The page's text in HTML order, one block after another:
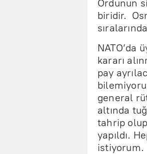
Ordunun
biridir.
NATO’da
kararı
pay
general
altında
tahrip
yapıldı.
istiyorum.